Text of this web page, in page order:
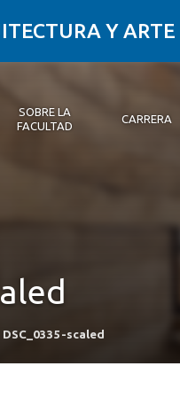
Y ARTE
SOBRE LA
FACULTAD
CARRERA
DSC_0335-scaled